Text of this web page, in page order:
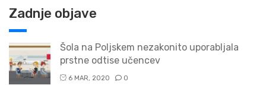
Zadnje objave
Šola na Poljskem nezakonito uporabljala
prstne odtise učencev
6 MAR, 2020 0